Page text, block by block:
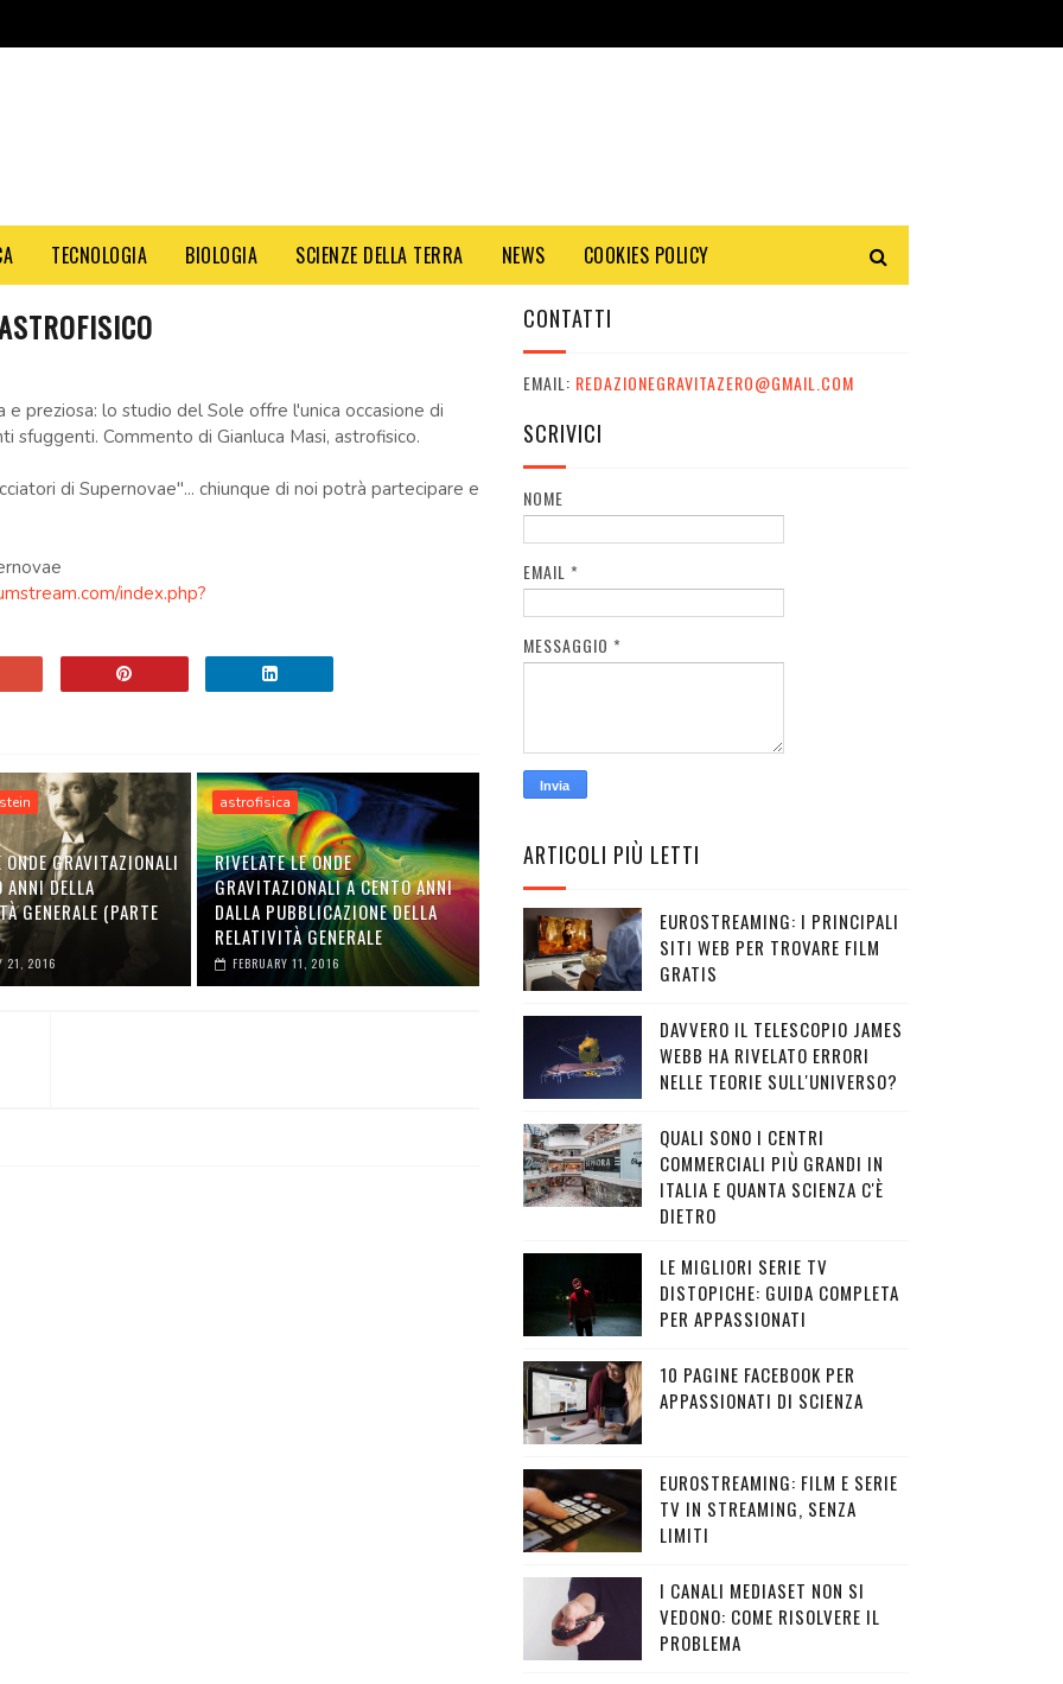
TECNOLOGIA BIOLOGIA SCIENZE DELLA TERRA NEWS COOKIES POLICY
preziosa: lo studio del Sole offre l'unica occasione di
Commento di Gianluca Masi, astrofisico.
di Supernovae"... chiunque di noi potrà partecipare e
index.php?
ONDE GRAVITAZIONALI
ANNI DELLA
GENERALE (PARTE
21, 2016
astrofisica
RIVELATE LE ONDE
GRAVITAZIONALI A CENTO ANNI
DALLA PUBBLICAZIONE DELLA
RELATIVITÀ GENERALE
FEBRUARY 11, 2016
CONTATTI
EMAIL: REDAZIONEGRAVITAZERO@GMAIL.COM
SCRIVICI
NOME
EMAIL *
MESSAGGIO *
ARTICOLI PIÙ LETTI
EUROSTREAMING: I PRINCIPALI
SITI WEB PER TROVARE FILM
GRATIS
DAVVERO IL TELESCOPIO JAMES
WEBB HA RIVELATO ERRORI
NELLE TEORIE SULL'UNIVERSO?
QUALI SONO I CENTRI
COMMERCIALI PIÙ GRANDI IN
ITALIA E QUANTA SCIENZA C'È
DIETRO
LE MIGLIORI SERIE TV
DISTOPICHE: GUIDA COMPLETA
PER APPASSIONATI
10 PAGINE FACEBOOK PER
APPASSIONATI DI SCIENZA
EUROSTREAMING: FILM E SERIE
TV IN STREAMING, SENZA
LIMITI
I CANALI MEDIASET NON SI
VEDONO: COME RISOLVERE IL
PROBLEMA